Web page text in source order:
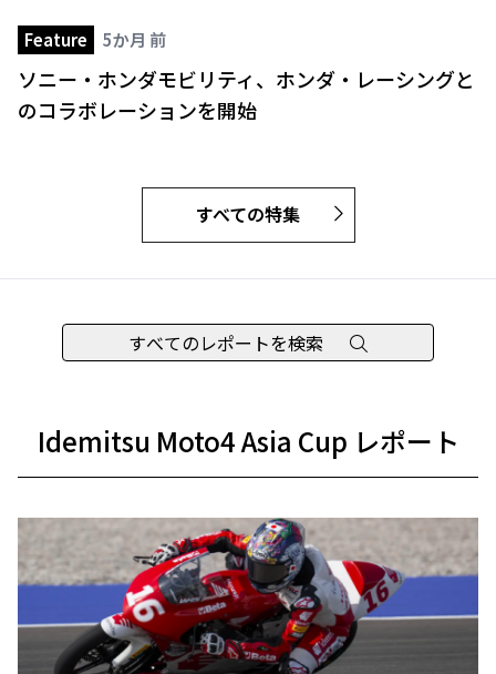
Feature 5か月 前
ソニー・ホンダモビリティ、ホンダ・レーシングと
のコラボレーションを開始
すべての特集
すべてのレポートを検索
Idemitsu Moto4 Asia Cup レポート